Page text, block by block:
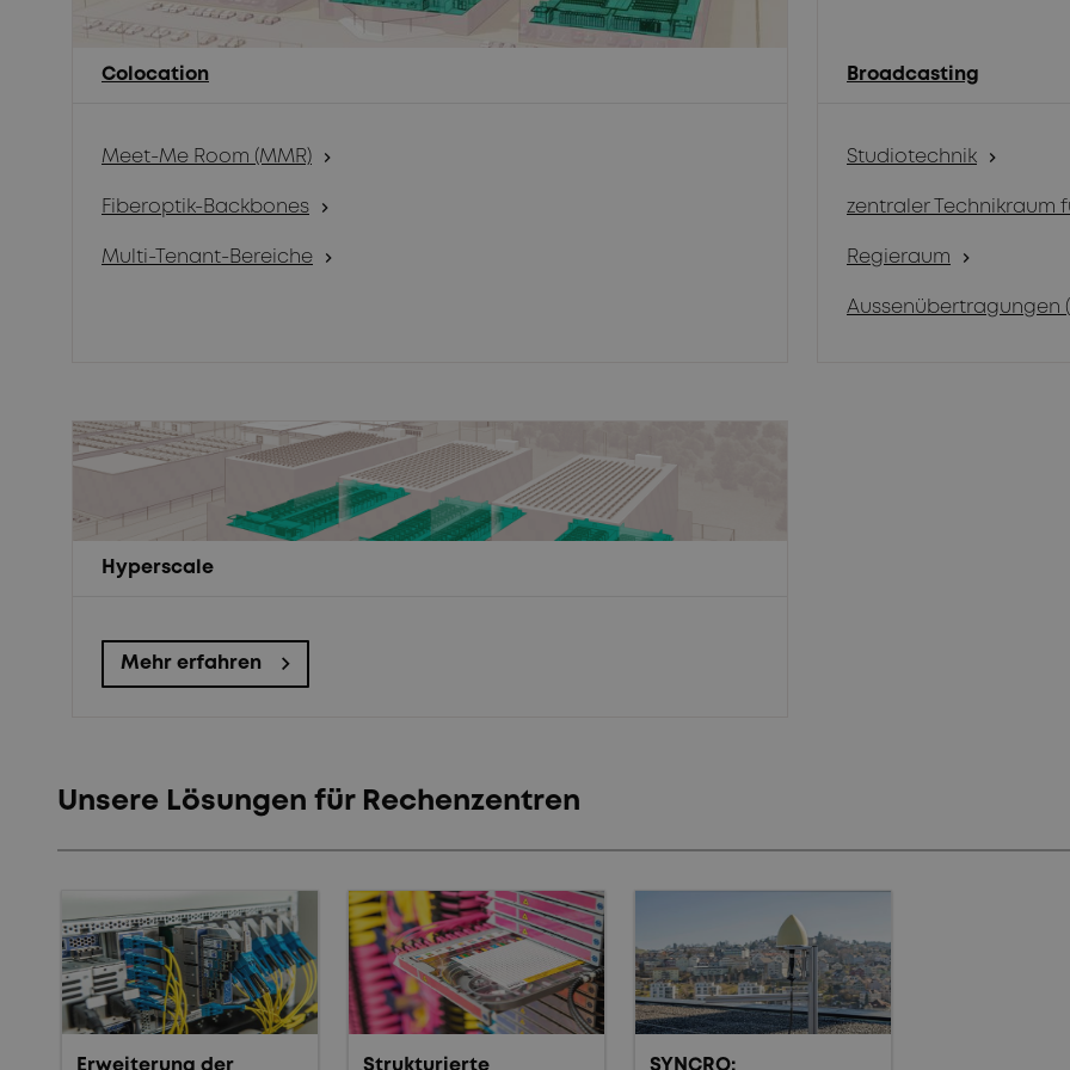
Colocation
Meet-Me Room (MMR) chevron_right
Fiberoptik-Backbones chevron_right
Multi-Tenant-Bereiche chevron_right
Broadcasting
Studiotechnik chevron_right
zentraler Technikraum
Regieraum chevron_right
Aussenübertragungen
Hyperscale
Mehr erfahren
Unsere Lösungen für Rechenzentren
Erweiterung der Strukturierte SYNCRO: